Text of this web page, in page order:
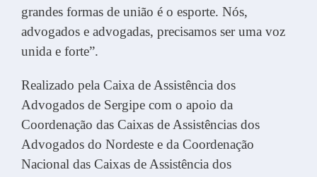
grandes formas de união é o esporte. Nós,
advogados e advogadas, precisamos ser uma voz
unida e forte”.
Realizado pela Caixa de Assistência dos
Advogados de Sergipe com o apoio da
Coordenação das Caixas de Assistências dos
Advogados do Nordeste e da Coordenação
Nacional das Caixas de Assistência dos